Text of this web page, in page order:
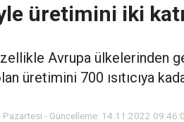
üretimini iki
Avrupa ülkelerinden
üretimini 700 ısıtıcıya
Pazartesi - Güncelleme: 14.11.2022